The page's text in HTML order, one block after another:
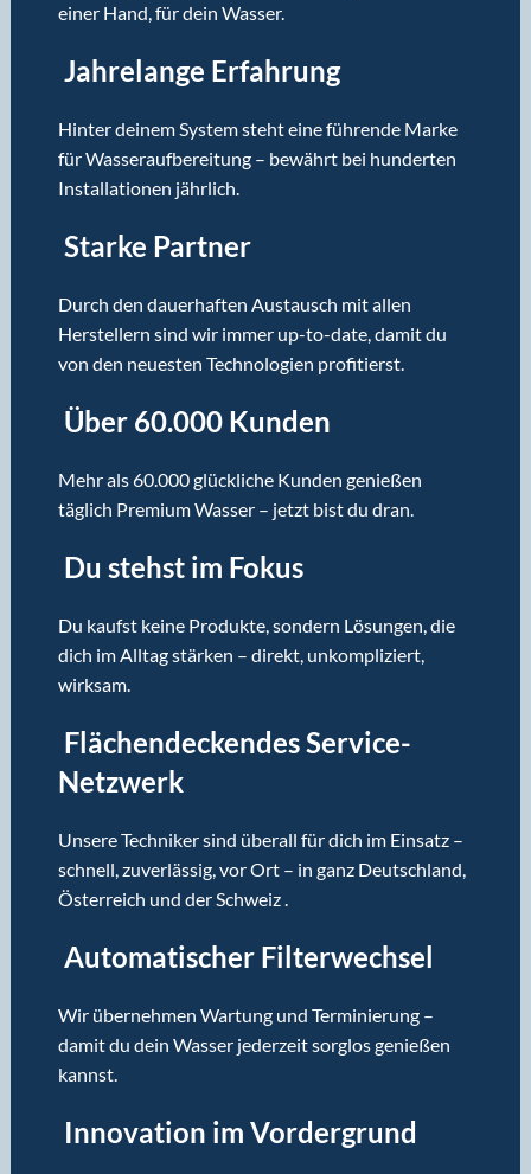
einer Hand, für dein Wasser.
Jahrelange Erfahrung
Hinter deinem System steht eine führende Marke
für Wasseraufbereitung – bewährt bei hunderten
Installationen jährlich.
Starke Partner
Durch den dauerhaften Austausch mit allen
Herstellern sind wir immer up-to-date, damit du
von den neuesten Technologien profitierst.
Über 60.000 Kunden
Mehr als 60.000 glückliche Kunden genießen
täglich Premium Wasser – jetzt bist du dran.
Du stehst im Fokus
Du kaufst keine Produkte, sondern Lösungen, die
dich im Alltag stärken – direkt, unkompliziert,
wirksam.
Flächendeckendes Service-
Netzwerk
Unsere Techniker sind überall für dich im Einsatz –
schnell, zuverlässig, vor Ort – in ganz Deutschland,
Österreich und der Schweiz .
Automatischer Filterwechsel
Wir übernehmen Wartung und Terminierung –
damit du dein Wasser jederzeit sorglos genießen
kannst.
Innovation im Vordergrund